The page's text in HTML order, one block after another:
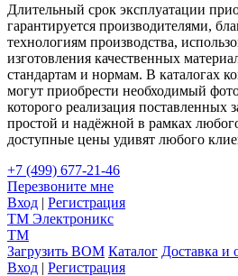
Длительный срок эксплуатации
гарантируется производителями,
технологиям производства,
изготовления качественных
стандартам и нормам. В каталогах
могут приобрести необходимый
которого реализация поставленных
простой и надёжной в рамках
доступные цены удивят любого
+7 (499) 677-21-46
Перезвоните мне
Вход | Регистрация
TM Электроникс
TM
Загрузить BOM Каталог Доставка и
Вход | Регистрация